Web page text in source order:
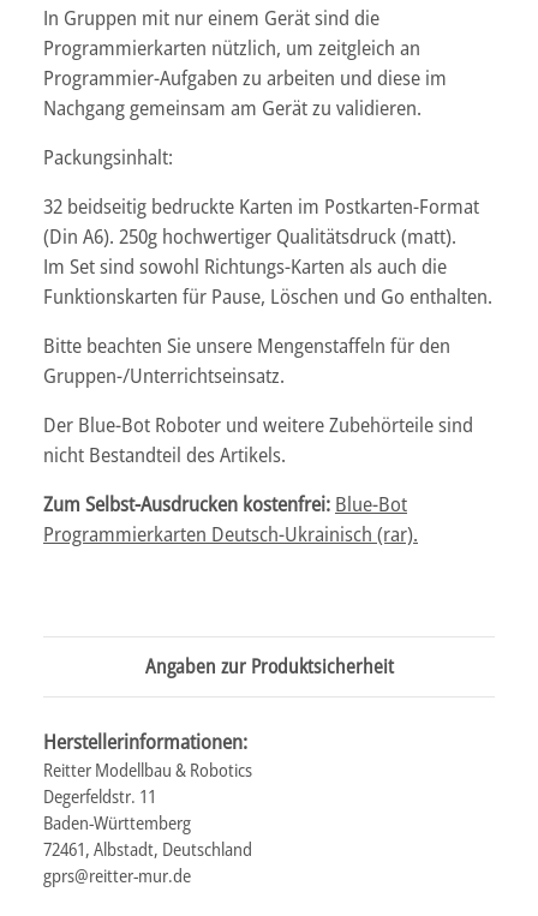
In Gruppen mit nur einem Gerät sind die
Programmierkarten nützlich, um zeitgleich an
Programmier-Aufgaben zu arbeiten und diese im
Nachgang gemeinsam am Gerät zu validieren.
Packungsinhalt:
32 beidseitig bedruckte Karten im Postkarten-Format
(Din A6). 250g hochwertiger Qualitätsdruck (matt).
Im Set sind sowohl Richtungs-Karten als auch die
Funktionskarten für Pause, Löschen und Go enthalten.
Bitte beachten Sie unsere Mengenstaffeln für den
Gruppen-/Unterrichtseinsatz.
Der Blue-Bot Roboter und weitere Zubehörteile sind
nicht Bestandteil des Artikels.
Zum Selbst-Ausdrucken kostenfrei: Blue-Bot
Programmierkarten Deutsch-Ukrainisch (rar).
Angaben zur Produktsicherheit
Herstellerinformationen:
Reitter Modellbau & Robotics
Degerfeldstr. 11
Baden-Württemberg
72461, Albstadt, Deutschland
gprs@reitter-mur.de